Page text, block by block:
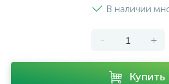
В наличии
- +
Купить